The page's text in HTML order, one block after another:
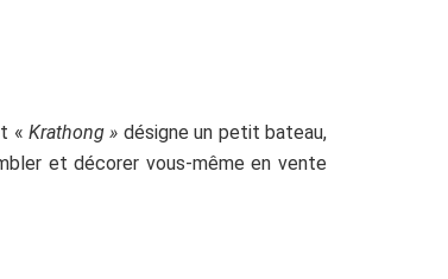
« Krathong » désigne un petit bateau,
et décorer vous-même en vente